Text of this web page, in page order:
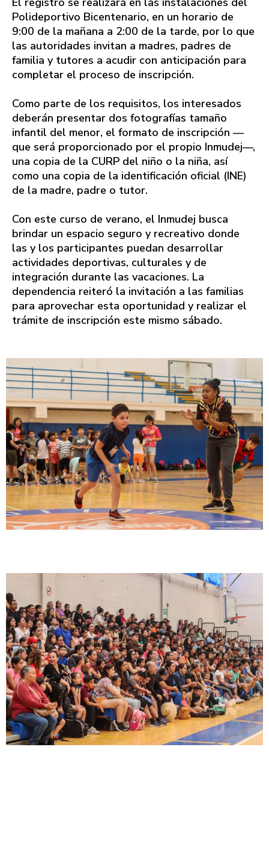
Polideportivo Bicentenario, en un horario de
9:00 de la mañana a 2:00 de la tarde, por lo que
las autoridades invitan a madres, padres de
familia y tutores a acudir con anticipación para
completar el proceso de inscripción.
Como parte de los requisitos, los interesados
deberán presentar dos fotografías tamaño
infantil del menor, el formato de inscripción —
que será proporcionado por el propio Inmudej—,
una copia de la CURP del niño o la niña, así
como una copia de la identificación oficial (INE)
de la madre, padre o tutor.
Con este curso de verano, el Inmudej busca
brindar un espacio seguro y recreativo donde
las y los participantes puedan desarrollar
actividades deportivas, culturales y de
integración durante las vacaciones. La
dependencia reiteró la invitación a las familias
para aprovechar esta oportunidad y realizar el
trámite de inscripción este mismo sábado.